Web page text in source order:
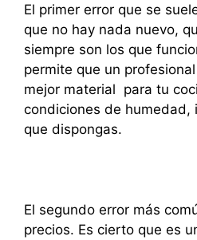
El primer error que se
que no hay nada nuevo,
siempre son los que
permite que un
mejor material para tu
condiciones de humedad,
que dispongas.
El segundo error más
precios. Es cierto que es